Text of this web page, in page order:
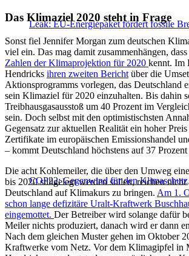
Leak: EU-Energiepaket fördert fossile
Das Klimaziel 2020 steht in Frage
Sonst fiel Jennifer Morgan zum deutschen
viel ein. Das mag damit zusammenhängen, dass
Zahlen der Klimaprojektion für 2020 kennt. Im
Hendricks ihren zweiten Bericht über die
Aktionsprogramms vorlegen, das Deutschland
sein Klimaziel für 2020 einzuhalten. Bis dahin
Treibhausgasausstoß um 40 Prozent im
sein. Doch selbst mit den optimistischsten
Gegensatz zur aktuellen Realität ein hoher
Zertifikate im europäischen Emissionshandel
– kommt Deutschland höchstens auf 37
COP22: Gegenwind für den Klimaschutz
Die acht Kohlemeiler, die über den Umweg
bis 2020 stillgelegt werden sollen, reichen nicht
Deutschland auf Klimakurs zu bringen. Am 1.
schon lange defizitäre Uralt-Kraftwerk
eingemottet. Der Betreiber wird solange dafür
Meiler nichts produziert, danach wird er dann
Nach dem gleichen Muster gehen im Oktober
Kraftwerke vom Netz. Vor dem Klimagipfel in